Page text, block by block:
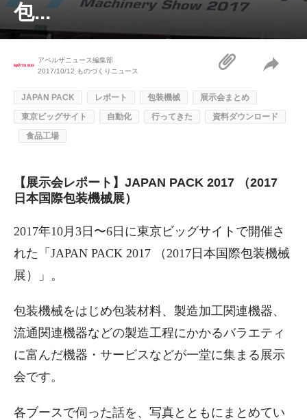
包...
アペルザニュース編集部
2017/10/12 ものづくりニュース
JAPAN PACK レポート 包装機械
展示会まとめ
東京ビッグサイト
自動化 行ってきた
資料ダウンロード
食品工場
【展示会レポート】JAPAN PACK 2017 （2017
日本国際包装機械展）
2017年10月3日〜6日に東京ビッグサイトで開催さ
れた「JAPAN PACK 2017 （2017日本国際包装機械
展）」。
包装機械をはじめ包装材料、製造加工関連機器、
流通関連機器などの製造工程にかかるバラエティ
に富んだ機器・サービスなどが一堂に集まる展示
会です。
各ブースで伺った話を、写真とともにまとめてい